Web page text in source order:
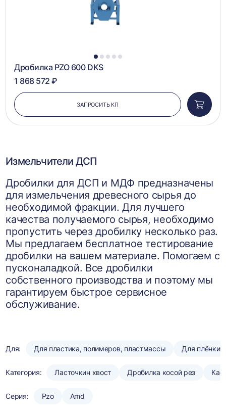
1 2 3 4 5
Дробилка PZO 600 DKS
1 868 572 ₽
ЗАПРОСИТЬ КП
в
Измельчители ДСП
Дробилки для ДСП и МДФ предназначены
для измельчения древесного сырья до
необходимой фракции. Для лучшего
качества получаемого сырья, необходимо
пропустить через дробилку несколько раз.
Мы предлагаем бесплатное тестирование
дробилки на вашем материале. Помогаем с
пусконаладкой. Все дробилки
собственного производства и поэтому мы
гарантируем быстрое сервисное
обслуживание.
Для: Для пластика, полимеров, пластмассы Для плёнки
Категория: Ласточкин хвост Дробилка косой рез
Серия: Pzo Amd